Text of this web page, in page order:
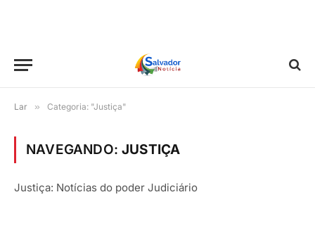
Lar » Categoria: "Justiça"
NAVEGANDO:JUSTIÇA
Justiça: Notícias do poder Judiciário